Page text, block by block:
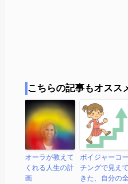
こちらの記事もオスス
オーラが教えて
くれる人生の計
画
ボイジャーコー
チングで見えて
きた、自分の全